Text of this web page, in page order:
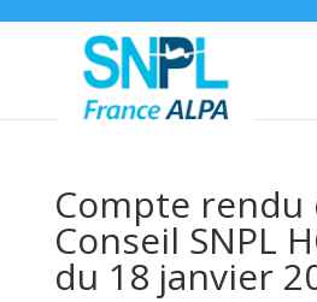
Compte rendu
Conseil SNPL
du 18 janvier